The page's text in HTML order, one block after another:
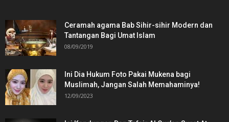
Ceramah agama Bab Sihir-sihir Modern dan
Tantangan Bagi Umat Islam
08/09/2019
Ini Dia Hukum Foto Pakai Mukena bagi
Muslimah, Jangan Salah Memahaminya!
12/09/2023